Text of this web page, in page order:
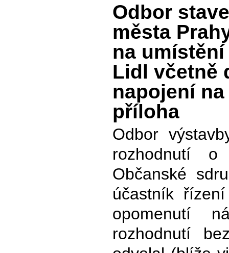
Odbor
města
na
Lidl včetně
napojení
příloha
Odbor
rozhodnutí
Občanské
účastník
opomenutí
rozhodnutí